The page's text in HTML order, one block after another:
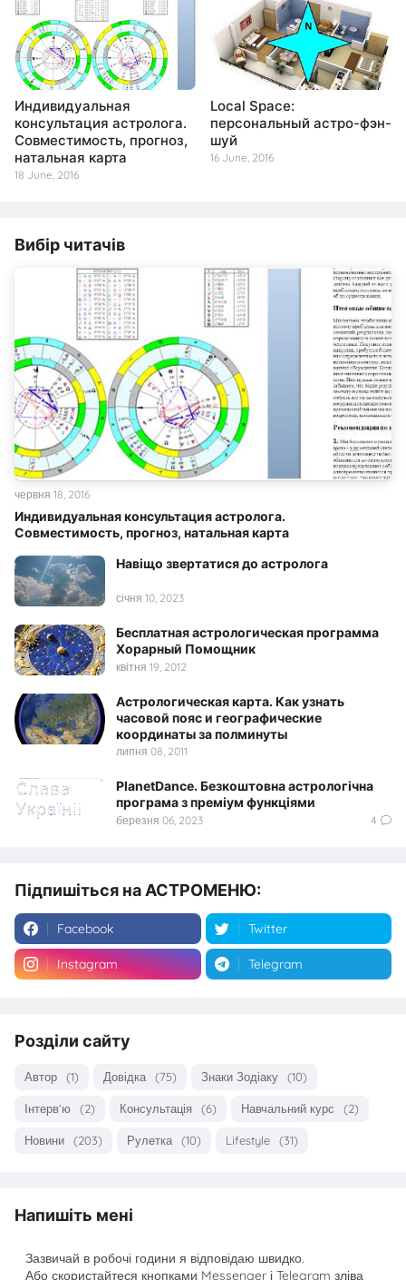
Индивидуальная
консультация астролога.
Совместимость, прогноз,
натальная карта
18 June, 2016
Local Space:
персональный астро-фэн-
шуй
16 June, 2016
Вибір читачів
Индивидуальная консультация астролога.
Совместимость, прогноз, натальная карта
червня 18, 2016
Навіщо звертатися до астролога
січня 10, 2023
Бесплатная астрологическая программа
Хорарный Помощник
квітня 19, 2012
Астрологическая карта. Как узнать
часовой пояс и географические
координаты за полминуты
липня 08, 2011
PlanetDance. Безкоштовна астрологічна
програма з преміум функціями
березня 06, 2023 4
Підпишіться на АСТРОМЕНЮ:
Facebook Twitter
Instagram Telegram
Розділи сайту
Автор (1) Довідка (75) Знаки Зодіаку (10)
Інтерв'ю (2) Консультація (6) Навчальний курс (2)
Новини (203) Рулетка (10) Lifestyle (31)
Напишіть мені
Зазвичай в робочі години я відповідаю швидко.
Або скористайтеся кнопками Messenger і Telegram зліва